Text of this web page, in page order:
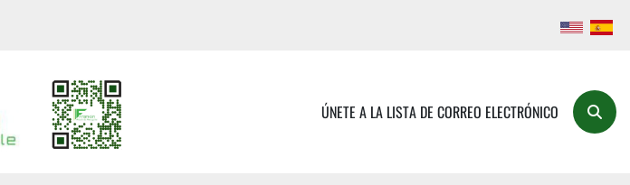
ÚNETE A LA LISTA DE CORREO ELECTRÓNICO Buscar